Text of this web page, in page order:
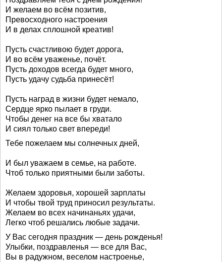
И желаем во всём позитив,
Превосходного настроения
И в делах сплошной креатив!
Пусть счастливою будет дорога,
И во всём уваженье, почёт.
Пусть доходов всегда будет много,
Пусть удачу судьба принесёт!
Пусть наград в жизни будет немало,
Сердце ярко пылает в груди.
Чтобы денег на все бы хватало
И сиял только свет впереди!
Тебе пожелаем мы солнечных дней,
И был уважаем в семье, на работе.
Чтоб только приятными были заботы.
Желаем здоровья, хорошей зарплаты
И чтобы твой труд приносил результаты.
Желаем во всех начинаньях удачи,
Легко чтоб решались любые задачи.
У Вас сегодня праздник — день рожденья!
Улыбки, поздравленья — все для Вас,
Вы в радужном, веселом настроенье,